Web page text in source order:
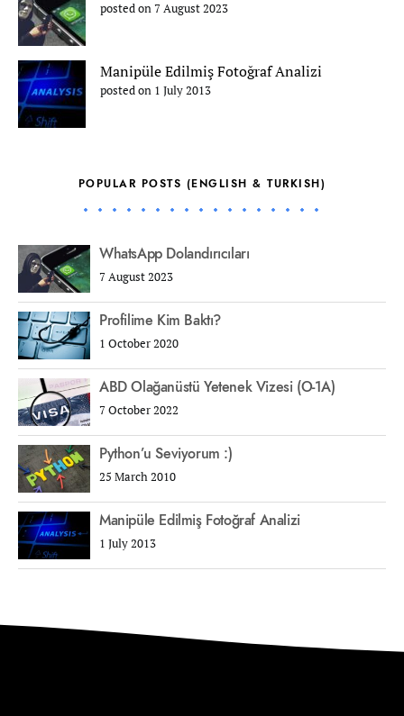
posted on 7 August 2023
Manipüle Edilmiş Fotoğraf Analizi
posted on 1 July 2013
POPULAR POSTS (ENGLISH & TURKISH)
WhatsApp Dolandırıcıları
7 August 2023
Profilime Kim Baktı?
1 October 2020
ABD Olağanüstü Yetenek Vizesi (O-1A)
7 October 2022
Python’u Seviyorum :)
25 March 2010
Manipüle Edilmiş Fotoğraf Analizi
1 July 2013